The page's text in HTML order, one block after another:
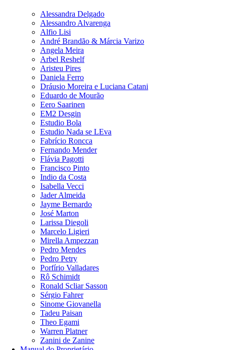
Alessandra Delgado
Alessandro Alvarenga
Alfio Lisi
André Brandão & Márcia Varizo
Angela Meira
Arbel Reshelf
Aristeu Pires
Daniela Ferro
Dráusio Moreira e Luciana Catani
Eduardo de Mourão
Eero Saarinen
EM2 Desgin
Estudio Bola
Estudio Nada se LEva
Fabrício Roncca
Fernando Mender
Flávia Pagotti
Francisco Pinto
Indio da Costa
Isabella Vecci
Jader Almeida
Jayme Bernardo
José Marton
Larissa Diegoli
Marcelo Ligieri
Mirella Ampezzan
Pedro Mendes
Pedro Petry
Porfírio Valladares
Rô Schimidt
Ronald Scliar Sasson
Sérgio Fahrer
Sinome Giovanella
Tadeu Paisan
Theo Egami
Warren Platner
Zanini de Zanine